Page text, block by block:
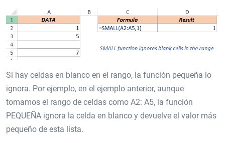
Si hay celdas en blanco en el rango, la función pequeña lo
ignora. Por ejemplo, en el ejemplo anterior, aunque
tomamos el rango de celdas como A2: A5, la función
PEQUEÑA ignora la celda en blanco y devuelve el valor más
pequeño de esta lista.